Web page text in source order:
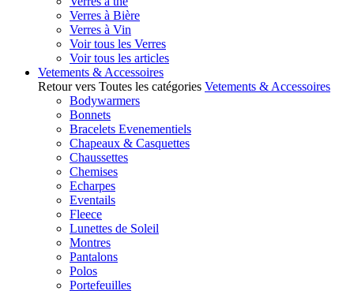
Verres à Bière
Verres à Vin
Voir tous les Verres
Voir tous les articles
Vetements & Accessoires
Retour vers Toutes les catégories Vetements & Accessoires
Bodywarmers
Bonnets
Bracelets Evenementiels
Chapeaux & Casquettes
Chaussettes
Chemises
Echarpes
Eventails
Fleece
Lunettes de Soleil
Montres
Pantalons
Polos
Portefeuilles